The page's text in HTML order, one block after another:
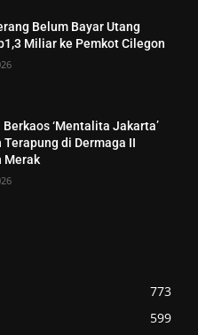
Belum Bayar Utang
Miliar ke Pemkot Cilegon
‘Mentalita Jakarta’
Terapung di Dermaga II
Merak
773
599